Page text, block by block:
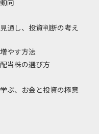
向
通し、投資判断の考え
やす方法
当株の選び方
ぶ、お金と投資の極意